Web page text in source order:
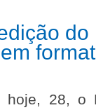
hoje, 28, o